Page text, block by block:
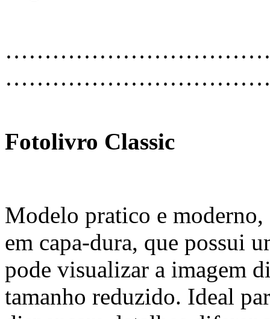
Fotolivro Classic
Modelo pratico e
em capa-dura, que possui
pode visualizar a imagem
tamanho reduzido. Ideal